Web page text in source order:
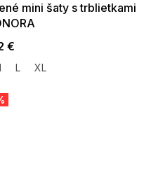
mini šaty s trblietkami
€
L XL